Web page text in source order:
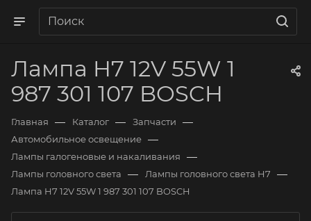
Лампа H7 12V 55W 1
987 301 107 BOSCH
Главная — Каталог — Запчасти —
Автомобильное освещение —
Лампы галогеновые и накаливания —
Лампы головного света — Лампы головного света H7 —
Лампа H7 12V 55W 1 987 301 107 BOSCH